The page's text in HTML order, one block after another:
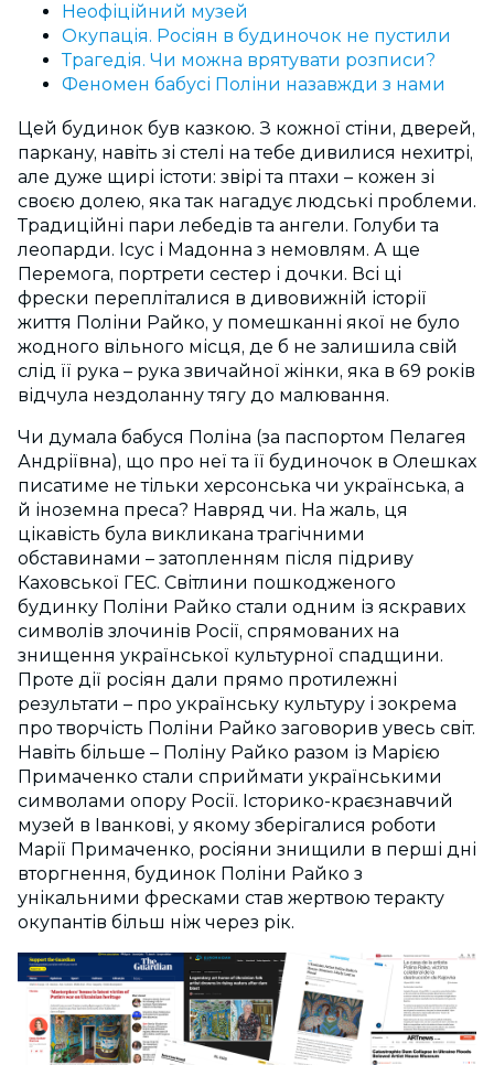
Неофіційний музей
Окупація. Росіян в будиночок не пустили
Трагедія. Чи можна врятувати розписи?
Феномен бабусі Поліни назавжди з нами
Цей будинок був казкою. З кожної стіни, дверей,
паркану, навіть зі стелі на тебе дивилися нехитрі,
але дуже щирі істоти: звірі та птахи – кожен зі
своєю долею, яка так нагадує людські проблеми.
Традиційні пари лебедів та ангели. Голуби та
леопарди. Ісус і Мадонна з немовлям. А ще
Перемога, портрети сестер і дочки. Всі ці
фрески перепліталися в дивовижній історії
життя Поліни Райко, у помешканні якої не було
жодного вільного місця, де б не залишила свій
слід її рука – рука звичайної жінки, яка в 69 років
відчула нездоланну тягу до малювання.
Чи думала бабуся Поліна (за паспортом Пелагея
Андріївна), що про неї та її будиночок в Олешках
писатиме не тільки херсонська чи українська, а
й іноземна преса? Навряд чи. На жаль, ця
цікавість була викликана трагічними
обставинами – затопленням після підриву
Каховської ГЕС. Світлини пошкодженого
будинку Поліни Райко стали одним із яскравих
символів злочинів Росії, спрямованих на
знищення української культурної спадщини.
Проте дії росіян дали прямо протилежні
результати – про українську культуру і зокрема
про творчість Поліни Райко заговорив увесь світ.
Навіть більше – Поліну Райко разом із Марією
Примаченко стали сприймати українськими
символами опору Росії. Історико-краєзнавчий
музей в Іванкові, у якому зберігалися роботи
Марії Примаченко, росіяни знищили в перші дні
вторгнення, будинок Поліни Райко з
унікальними фресками став жертвою теракту
окупантів більш ніж через рік.